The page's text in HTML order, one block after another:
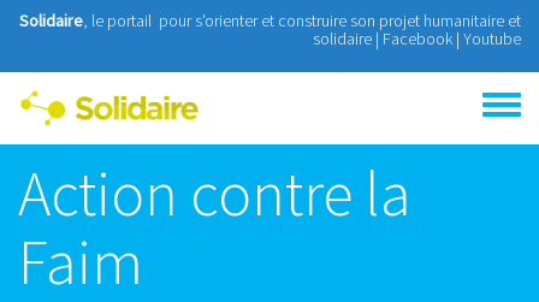
Aller au contenu principal
Solidaire, le portail pour s'orienter et construire son projet humanitaire et
solidaire | Facebook | Youtube
Toggle
menu
Action contre la
Faim